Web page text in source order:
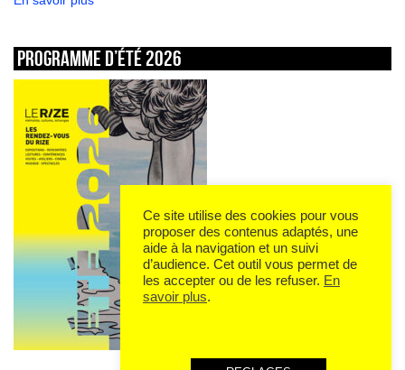
Programme d’été 2026
Ce site utilise des cookies pour vous
proposer des contenus adaptés, une
aide à la navigation et un suivi
d’audience. Cet outil vous permet de
les accepter ou de les refuser. En
savoir plus.